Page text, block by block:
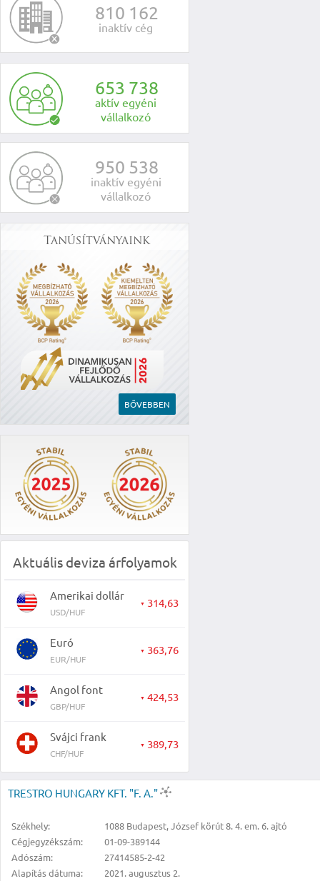
810 162
inaktív cég
653 738
aktív egyéni
vállalkozó
950 538
inaktív egyéni
vállalkozó
Tanúsítványaink
BŐVEBBEN
Aktuális deviza árfolyamok
Amerikai dollár
USD/HUF
▼ 314,63
Euró
EUR/HUF
▼ 363,76
Angol font
GBP/HUF
▼ 424,53
Svájci frank
CHF/HUF
▼ 389,73
TRESTRO HUNGARY KFT. "F. A."
Székhely:
1088 Budapest, József körút 8. 4. em. 6. ajtó
Cégjegyzékszám:
01-09-389144
Adószám:
27414585-2-42
Alapítás dátuma:
2021. augusztus 2.